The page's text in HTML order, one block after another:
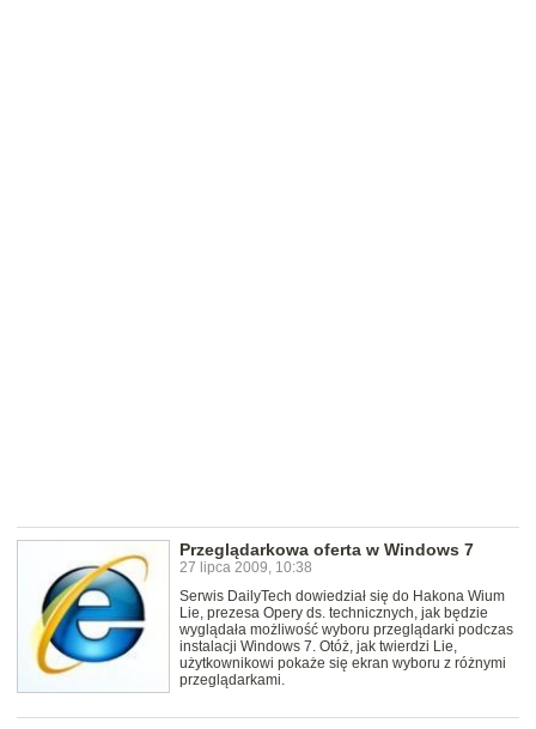
Przeglądarkowa oferta w Windows 7
27 lipca 2009, 10:38
Serwis DailyTech dowiedział się do Hakona Wium
Lie, prezesa Opery ds. technicznych, jak będzie
wyglądała możliwość wyboru przeglądarki podczas
instalacji Windows 7. Otóż, jak twierdzi Lie,
użytkownikowi pokaże się ekran wyboru z różnymi
przeglądarkami.